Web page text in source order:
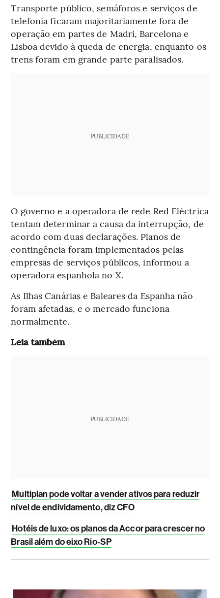
Transporte público, semáforos e serviços de
telefonia ficaram majoritariamente fora de
operação em partes de Madri, Barcelona e
Lisboa devido à queda de energia, enquanto os
trens foram em grande parte paralisados.
PUBLICIDADE
O governo e a operadora de rede Red Eléctrica
tentam determinar a causa da interrupção, de
acordo com duas declarações. Planos de
contingência foram implementados pelas
empresas de serviços públicos, informou a
operadora espanhola no X.
As Ilhas Canárias e Baleares da Espanha não
foram afetadas, e o mercado funciona
normalmente.
Leia também
PUBLICIDADE
Multiplan pode voltar a vender ativos para reduzir
nível de endividamento, diz CFO
Hotéis de luxo: os planos da Accor para crescer no
Brasil além do eixo Rio-SP